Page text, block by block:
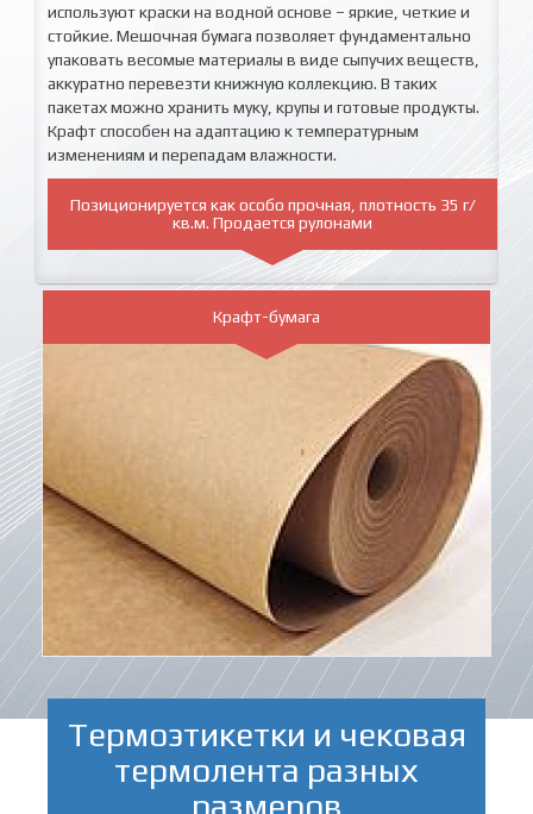
используют краски на водной основе – яркие, четкие и
стойкие. Мешочная бумага позволяет фундаментально
упаковать весомые материалы в виде сыпучих веществ,
аккуратно перевезти книжную коллекцию. В таких
пакетах можно хранить муку, крупы и готовые продукты.
Крафт способен на адаптацию к температурным
изменениям и перепадам влажности.
Позиционируется как особо прочная, плотность 35 г/
кв.м. Продается рулонами
Крафт-бумага
Термоэтикетки и чековая
термолента разных
размеров